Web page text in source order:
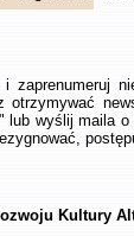
zaprenumeruj
otrzymywać
lub wyślij maila
Kultury